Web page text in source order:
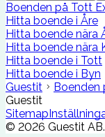
Boenden på Tott
Hitta boende i Åre
Hitta boende nära
Hitta boende nära
Hitta boende i Tott
Hitta boende i Byn
Guestit
Boenden
Guestit
Sitemap
© 2026 Guestit AB.